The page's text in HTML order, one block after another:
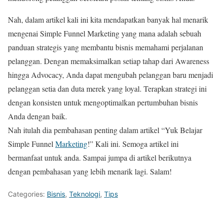
Nah, dalam artikel kali ini kita mendapatkan banyak hal menarik
mengenai Simple Funnel Marketing yang mana adalah sebuah
panduan strategis yang membantu bisnis memahami perjalanan
pelanggan. Dengan memaksimalkan setiap tahap dari Awareness
hingga Advocacy, Anda dapat mengubah pelanggan baru menjadi
pelanggan setia dan duta merek yang loyal. Terapkan strategi ini
dengan konsisten untuk mengoptimalkan pertumbuhan bisnis
Anda dengan baik.
Nah itulah dia pembahasan penting dalam artikel “Yuk Belajar
Simple FunnelMarketing!” Kali ini. Semoga artikel ini
bermanfaat untuk anda. Sampai jumpa di artikel berikutnya
dengan pembahasan yang lebih menarik lagi. Salam!
Categories: Bisnis, Teknologi, Tips